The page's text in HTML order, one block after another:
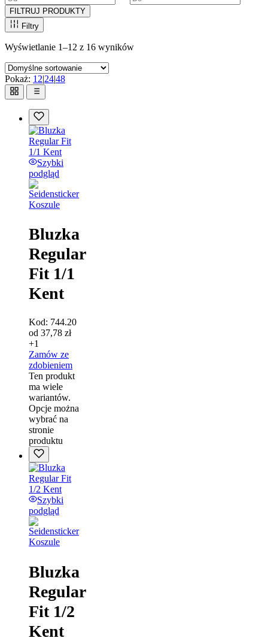
FILTRUJ PRODUKTY
Filtry
Wyświetlanie 1–12 z 16 wyników
Pokaż: 12|24|48
Szybki
podgląd
Koszule
Bluzka
Regular
Fit 1/1
Kent
Kod: 744.20
od 37,78 zł
+1
Zamów ze
zdobieniem
Ten produkt
ma wiele
wariantów.
Opcje można
wybrać na
stronie
produktu
Szybki
podgląd
Koszule
Bluzka
Regular
Fit 1/2
Kent